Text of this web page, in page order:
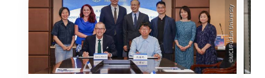
©MCI/Fudan University